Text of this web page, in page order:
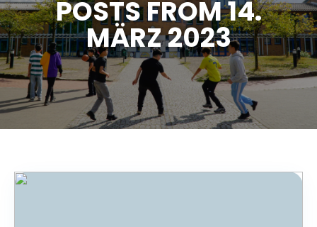
POSTS FROM 14.
MÄRZ 2023